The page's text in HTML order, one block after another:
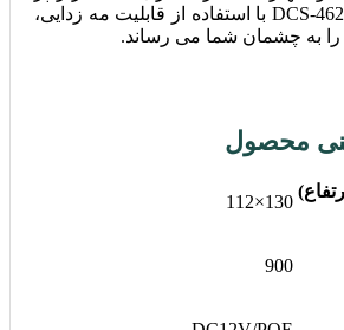
میشوند. همچنین DCS-4622E با استفاده از قابلیت مه زدایی،
را به چشمان شما می رساند.
محصول
130×112
900